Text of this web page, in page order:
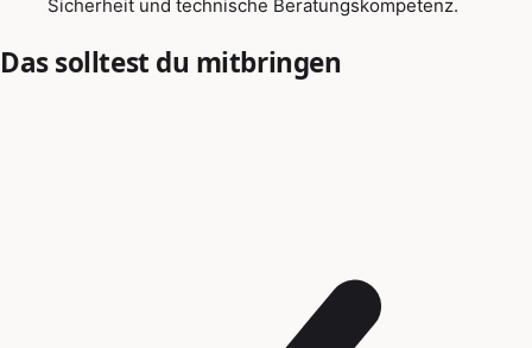
Sicherheit und technische Beratungskompetenz.
Das solltest du mitbringen